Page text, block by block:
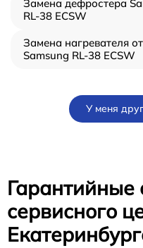
Замена дефростера
RL-38 ECSW
Замена нагревателя
Samsung RL-38 ECSW
У меня
Гарантийные
сервисного